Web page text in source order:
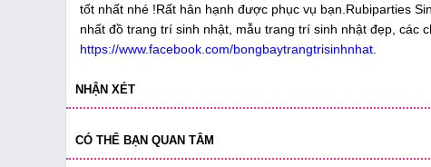
tốt nhất nhé !Rất hân hạnh được phục vụ bạn.Rubiparties
nhất đồ trang trí sinh nhật, mẫu trang trí sinh nhật đẹp, các
https://www.facebook.com/bongbaytrangtrisinhnhat
NHẬN XÉT
CÓ THỂ BẠN QUAN TÂM